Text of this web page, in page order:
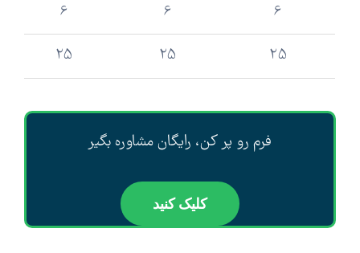
6
6
6
25
25
25
فرم رو پر کن، رایگان مشاوره بگیر
کلیک کنید